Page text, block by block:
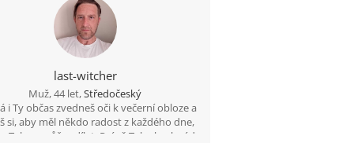
last-witcher
Muž, 44 let,Středočeský
i Ty občas zvedneš oči k večerní obloze a
si, aby měl někdo radost z každého dne,
Tebou může sdílet. Právě Tebe bych rád